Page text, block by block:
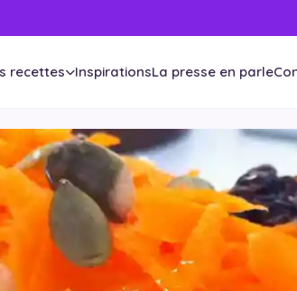
recettes InspirationsLa presse en parle